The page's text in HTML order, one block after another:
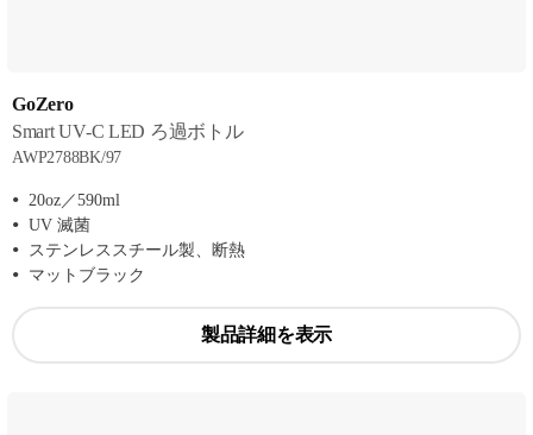
GoZero
Smart UV-C LED ろ過ボトル
AWP2788BK/97
20oz／590ml
UV 滅菌
ステンレススチール製、断熱
マットブラック
製品詳細を表示